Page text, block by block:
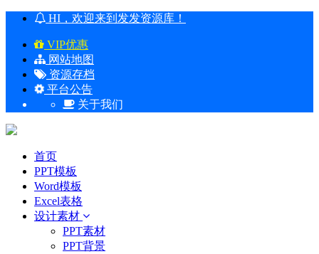
HI，欢迎来到发发资源库！
VIP优惠
网站地图
资源存档
平台公告
关于我们
首页
PPT模板
Word模板
Excel表格
设计素材
PPT素材
PPT背景